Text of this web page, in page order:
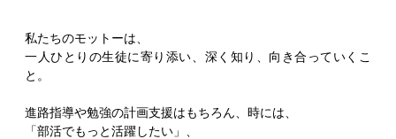
私たちのモットーは、
一人ひとりの生徒に寄り添い、深く知り、向き合っていくこ
と。
進路指導や勉強の計画支援はもちろん、時には、
「部活でもっと活躍したい」、